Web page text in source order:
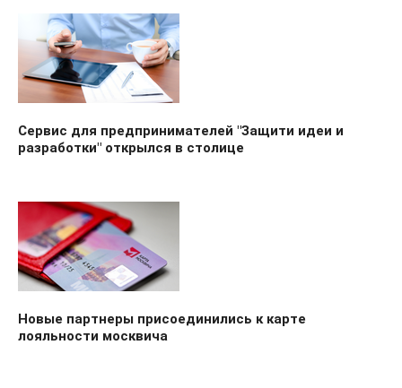
Сервис для предпринимателей "Защити идеи и
разработки" открылся в столице
Новые партнеры присоединились к карте
лояльности москвича